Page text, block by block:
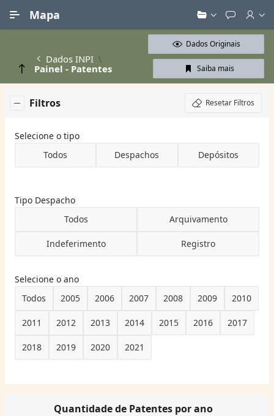
Mapa
Dados INPI
Painel - Patentes
Dados Originais
Saiba mais
Filtros Resetar Filtros
Selecione o tipo
Todos
Despachos Depósitos
Tipo Despacho
Todos
Arquivamento
Indeferimento Registro
Selecione o ano
Todos
2005 2006 2007 2008 2009 2010
2011 2012 2013 2014 2015 2016 2017
2018 2019 2020 2021
Quantidade de Patentes por ano